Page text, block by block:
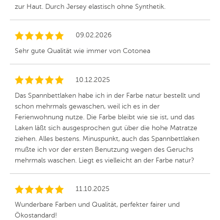
zur Haut. Durch Jersey elastisch ohne Synthetik.
09.02.2026
Sehr gute Qualität wie immer von Cotonea
10.12.2025
Das Spannbettlaken habe ich in der Farbe natur bestellt und
schon mehrmals gewaschen, weil ich es in der
Ferienwohnung nutze. Die Farbe bleibt wie sie ist, und das
Laken läßt sich ausgesprochen gut über die hohe Matratze
ziehen. Alles bestens. Minuspunkt, auch das Spannbettlaken
mußte ich vor der ersten Benutzung wegen des Geruchs
mehrmals waschen. Liegt es vielleicht an der Farbe natur?
11.10.2025
Wunderbare Farben und Qualität, perfekter fairer und
Ökostandard!